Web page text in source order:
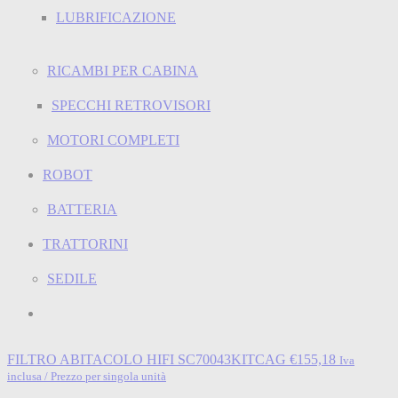
LUBRIFICAZIONE
RICAMBI PER CABINA
SPECCHI RETROVISORI
MOTORI COMPLETI
ROBOT
BATTERIA
TRATTORINI
SEDILE
FILTRO ABITACOLO HIFI SC70043KITCAG €155,18 Iva
inclusa / Prezzo per singola unità